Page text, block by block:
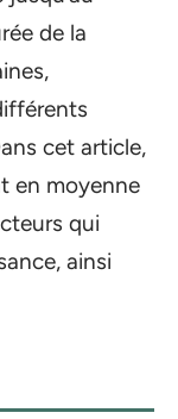
de la
cet article,
en moyenne
qui
ainsi